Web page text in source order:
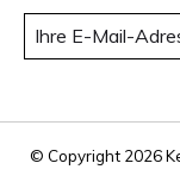
© Copyright 2026